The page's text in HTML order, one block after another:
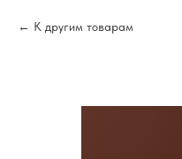
К другим товарам